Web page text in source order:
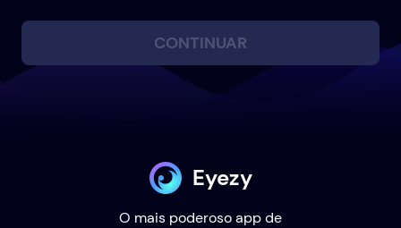
CONTINUAR
Eyezy
O mais poderoso app de